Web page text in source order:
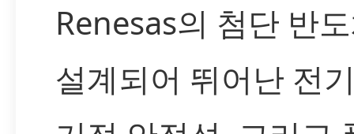
Renesas의 첨단 반
설계되어 뛰어난 전